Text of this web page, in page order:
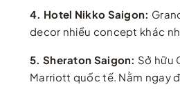
4. Hotel Nikko Saigon:
decor nhiều concept khác
5. Sheraton Saigon: Sở hữu
Marriott quốc tế. Nằm ngay